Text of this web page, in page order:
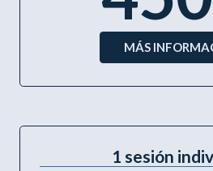
MÁS
1 sesión